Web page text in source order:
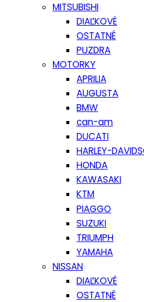
MITSUBISHI
DIAĽKOVÉ
OSTATNÉ
PUZDRA
MOTORKY
APRILIA
AUGUSTA
BMW
can-am
DUCATI
HARLEY-
HONDA
KAWASAKI
KTM
PIAGGO
SUZUKI
TRIUMPH
YAMAHA
NISSAN
DIAĽKOVÉ
OSTATNÉ